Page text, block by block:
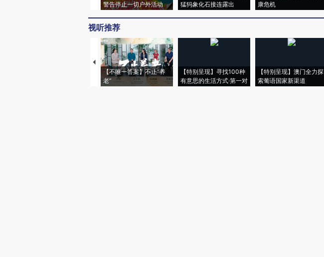
警告停止一切户外活动
猛犸象化石接连露出
康危机
视听推荐
【不唯一答案】不止“养
老”
【特别呈现】寻找100种
有意思的生活方式·第一对
【特别呈现】澳门全力探
索葡语国家新渠道